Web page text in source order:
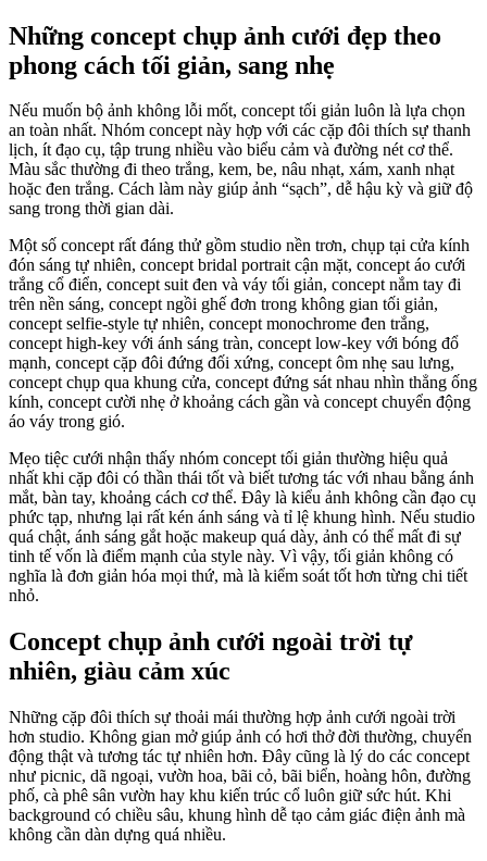
Những concept chụp ảnh cưới đẹp theo
phong cách tối giản, sang nhẹ
Nếu muốn bộ ảnh không lỗi mốt, concept tối giản luôn là lựa chọn
an toàn nhất. Nhóm concept này hợp với các cặp đôi thích sự thanh
lịch, ít đạo cụ, tập trung nhiều vào biểu cảm và đường nét cơ thể.
Màu sắc thường đi theo trắng, kem, be, nâu nhạt, xám, xanh nhạt
hoặc đen trắng. Cách làm này giúp ảnh “sạch”, dễ hậu kỳ và giữ độ
sang trong thời gian dài.
Một số concept rất đáng thử gồm studio nền trơn, chụp tại cửa kính
đón sáng tự nhiên, concept bridal portrait cận mặt, concept áo cưới
trắng cổ điển, concept suit đen và váy tối giản, concept nắm tay đi
trên nền sáng, concept ngồi ghế đơn trong không gian tối giản,
concept selfie-style tự nhiên, concept monochrome đen trắng,
concept high-key với ánh sáng tràn, concept low-key với bóng đổ
mạnh, concept cặp đôi đứng đối xứng, concept ôm nhẹ sau lưng,
concept chụp qua khung cửa, concept đứng sát nhau nhìn thẳng ống
kính, concept cười nhẹ ở khoảng cách gần và concept chuyển động
áo váy trong gió.
Mẹo tiệc cưới nhận thấy nhóm concept tối giản thường hiệu quả
nhất khi cặp đôi có thần thái tốt và biết tương tác với nhau bằng ánh
mắt, bàn tay, khoảng cách cơ thể. Đây là kiểu ảnh không cần đạo cụ
phức tạp, nhưng lại rất kén ánh sáng và tỉ lệ khung hình. Nếu studio
quá chật, ánh sáng gắt hoặc makeup quá dày, ảnh có thể mất đi sự
tinh tế vốn là điểm mạnh của style này. Vì vậy, tối giản không có
nghĩa là đơn giản hóa mọi thứ, mà là kiểm soát tốt hơn từng chi tiết
nhỏ.
Concept chụp ảnh cưới ngoài trời tự
nhiên, giàu cảm xúc
Những cặp đôi thích sự thoải mái thường hợp ảnh cưới ngoài trời
hơn studio. Không gian mở giúp ảnh có hơi thở đời thường, chuyển
động thật và tương tác tự nhiên hơn. Đây cũng là lý do các concept
như picnic, dã ngoại, vườn hoa, bãi cỏ, bãi biển, hoàng hôn, đường
phố, cà phê sân vườn hay khu kiến trúc cổ luôn giữ sức hút. Khi
background có chiều sâu, khung hình dễ tạo cảm giác điện ảnh mà
không cần dàn dựng quá nhiều.